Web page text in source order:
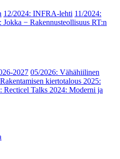
12/2024: INFRA-lehti 11/2024:
Jokka − Rakennusteollisuus RT:n
2027 05/2026: Vähähiilinen
kiertotalous 2025:
Recticel Talks 2024: Moderni ja